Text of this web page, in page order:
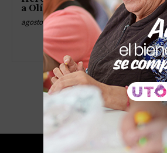
a Olímpicos
agosto 8, 2026
- Advertisement -